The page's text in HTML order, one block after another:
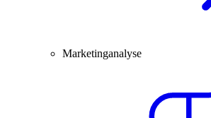
Marketinganalyse